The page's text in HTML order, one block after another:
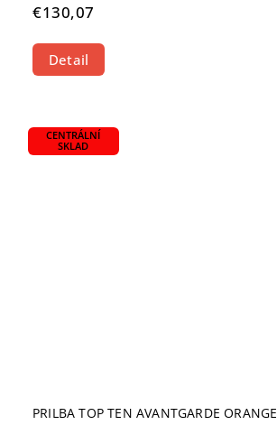
€130,07
Detail
CENTRÁLNÍ
SKLAD
PRILBA TOP TEN AVANTGARDE ORANGE